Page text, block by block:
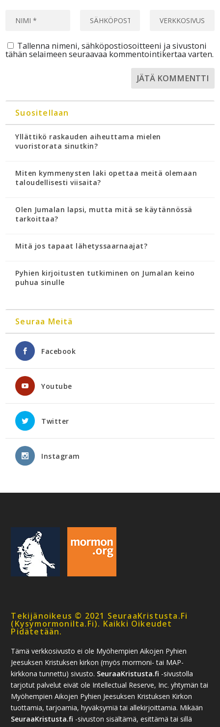
Tallenna nimeni, sähköpostiosoitteeni ja sivustoni
tähän selaimeen seuraavaa kommentointikertaa varten.
Suositellaan
Yllättikö raskauden aiheuttama mielen
vuoristorata sinutkin?
Miten kymmenysten laki opettaa meitä olemaan
taloudellisesti viisaita?
Olen Jumalan lapsi, mutta mitä se käytännössä
tarkoittaa?
Mitä jos tapaat lähetyssaarnaajat?
Pyhien kirjoitusten tutkiminen on Jumalan keino
puhua sinulle
Seuraa Meitä
Facebook
Youtube
Twitter
Instagram
Tekijänoikeus © 2021 SeuraaKristusta.fi
(kysymormonilta.fi). Kaikki Oikeudet
Pidätetään.
Tämä verkkosivusto ei ole Myöhempien Aikojen Pyhien
Jeesuksen Kristuksen kirkon (myös mormoni- tai MAP-
kirkkona tunnettu) sivusto. SeuraaKristusta.fi -sivustolla
tarjotut palvelut eivät ole Intellectual Reserve, Inc. yhtymän tai
Myöhempien Aikojen Pyhien Jeesuksen Kristuksen Kirkon
tuottamia, tarjoamia, hyväksymiä tai allekirjoittamia. Mikään
SeuraaKristusta.fi -sivuston sisältämä, esittämä tai sillä